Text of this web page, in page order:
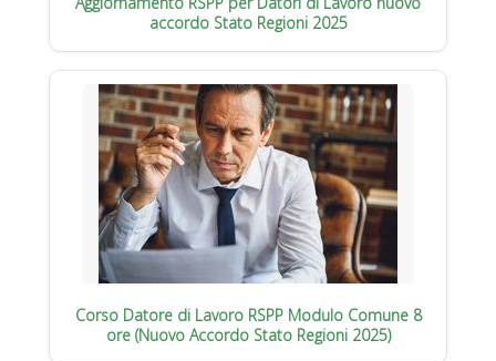
accordo Stato Regioni 2025
Corso Datore di Lavoro RSPP Modulo Comune 8
ore (Nuovo Accordo Stato Regioni 2025)